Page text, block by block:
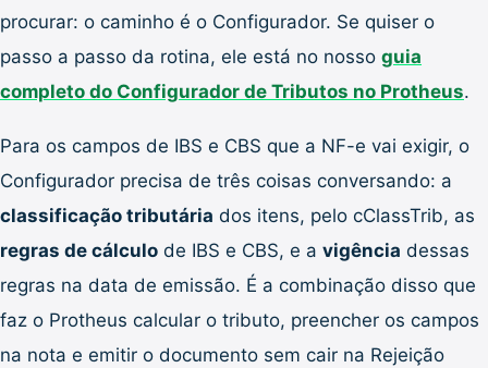
procurar: o caminho é o Configurador. Se quiser o
passo a passo da rotina, ele está no nosso guia
completo do Configurador de Tributos no Protheus.
Para os campos de IBS e CBS que a NF-e vai exigir, o
Configurador precisa de três coisas conversando: a
classificação tributária dos itens, pelo cClassTrib, as
regras de cálculo de IBS e CBS, e a vigência dessas
regras na data de emissão. É a combinação disso que
faz o Protheus calcular o tributo, preencher os campos
na nota e emitir o documento sem cair na Rejeição